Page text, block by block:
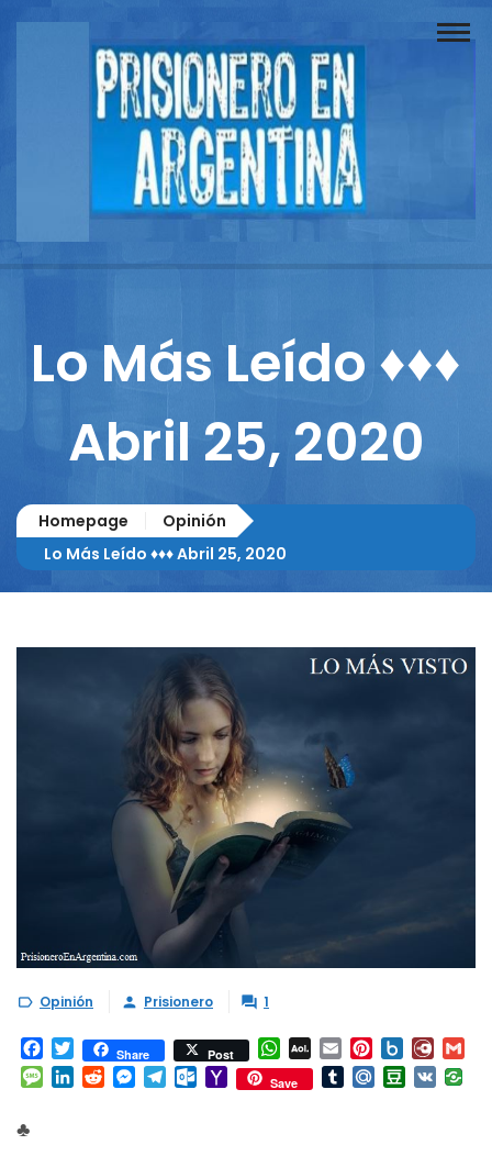
Buscador
Documentos
Reportajes
Columnistas
Lo Más Leído ♦♦♦
Abril 25, 2020
Homepage
Opinión
Lo Más Leído ♦♦♦ Abril 25, 2020
 Opinión  Prisionero  1
Facebook
TwitterShare Post WhatsApp
AOL
Mail
Email Pinterest
Box.net
Message
LinkedInRedditMessenger
TelegramOutlook.com
YahooSave TumblrMail.RuDouban
VK
♣